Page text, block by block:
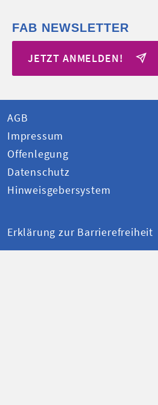
FAB NEWSLETTER
JETZT ANMELDEN!
AGB
Impressum
Offenlegung
Datenschutz
Hinweisgebersystem
Erklärung zur Barrierefreiheit